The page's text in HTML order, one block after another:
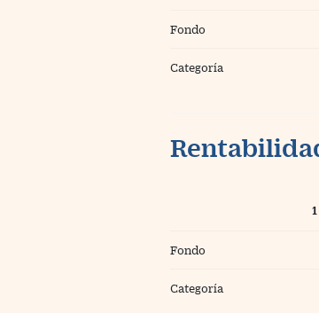
Fondo
Categoría
Fondo
Categoría